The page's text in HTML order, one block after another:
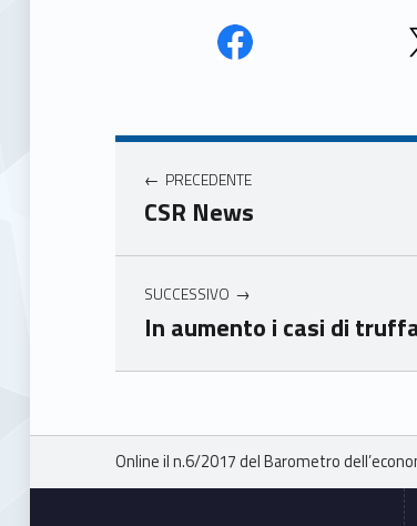
Unio
mer
e
Navigazione articoli
PRECEDENTE
CSR News
SUCCESSIVO
In aumento i casi di
Skip back to main navigation
Breadcrumbs navigation
Online il n.6/2017 del Barometro
Footer sidebar